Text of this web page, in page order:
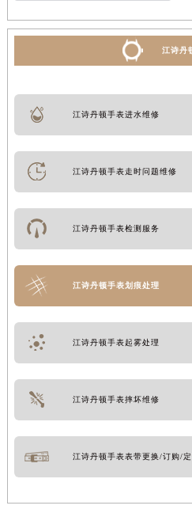
江诗丹
江诗丹顿手表进水维修
江诗丹顿手表走时问题维修
江诗丹顿手表检测服务
江诗丹顿手表划痕处理
江诗丹顿手表起雾处理
江诗丹顿手表摔坏维修
江诗丹顿手表表带更换/订购/定